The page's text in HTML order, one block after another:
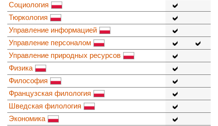
Социология
Тюркология
Управление информацией
Управление персоналом
Управление природных ресурсов
Физика
Философия
Французская филология
Шведская филология
Экономика